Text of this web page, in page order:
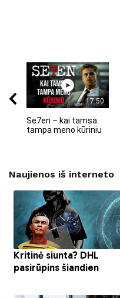
17:50
Se7en – kai tamsa
tampa meno kūriniu
Naujienos iš interneto